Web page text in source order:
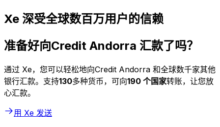
Xe 深受全球数百万用户的信赖
准备好向Credit Andorra 汇款了吗？
通过 Xe，您可以轻松地向Credit Andorra 和全球数千家其他
银行汇款。支持130多种货币，可向190 个国家转账，让您放
心汇款。
用 Xe 发送